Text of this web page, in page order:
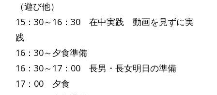
（遊び他）
15：30～16：30 在中実践 動画を見ずに実
践
16：30～夕食準備
16：30～17：00 長男・長女明日の準備
17：00 夕食